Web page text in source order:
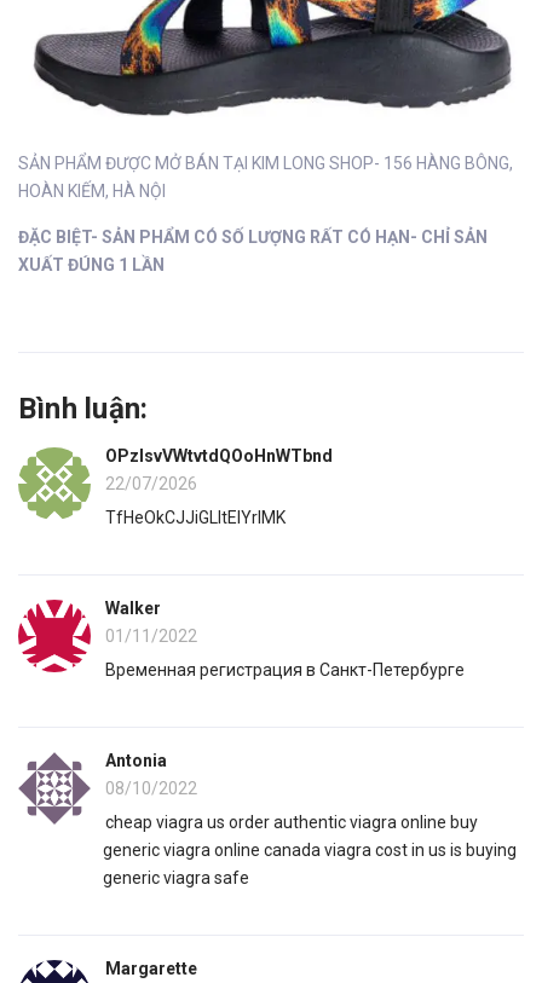
SẢN PHẨM ĐƯỢC MỞ BÁN TẠI KIM LONG SHOP- 156 HÀNG BÔNG,
HOÀN KIẾM, HÀ NỘI
ĐẶC BIỆT- SẢN PHẨM CÓ SỐ LƯỢNG RẤT CÓ HẠN- CHỈ SẢN
XUẤT ĐÚNG 1 LẦN
Bình luận:
OPzlsvVWtvtdQOoHnWTbnd
22/07/2026
TfHeOkCJJiGLItElYrIMK
Walker
01/11/2022
Временная регистрация в Санкт-Петербурге
Antonia
08/10/2022
cheap viagra us order authentic viagra online buy
generic viagra online canada viagra cost in us is buying
generic viagra safe
Margarette